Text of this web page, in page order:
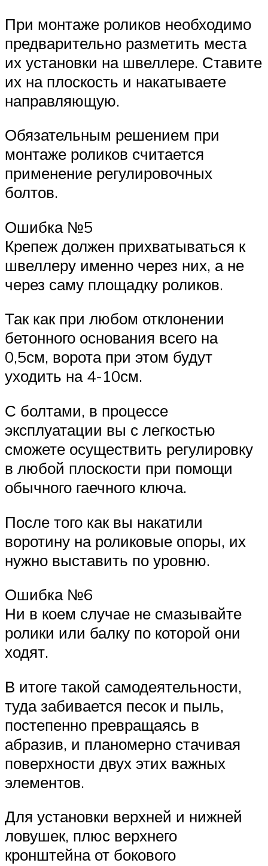
При монтаже роликов необходимо
предварительно разметить места
их установки на швеллере. Ставите
их на плоскость и накатываете
направляющую.
Обязательным решением при
монтаже роликов считается
применение регулировочных
болтов.
Ошибка №5
Крепеж должен прихватываться к
швеллеру именно через них, а не
через саму площадку роликов.
Так как при любом отклонении
бетонного основания всего на
0,5см, ворота при этом будут
уходить на 4-10см.
С болтами, в процессе
эксплуатации вы с легкостью
сможете осуществить регулировку
в любой плоскости при помощи
обычного гаечного ключа.
После того как вы накатили
воротину на роликовые опоры, их
нужно выставить по уровню.
Ошибка №6
Ни в коем случае не смазывайте
ролики или балку по которой они
ходят.
В итоге такой самодеятельности,
туда забивается песок и пыль,
постепенно превращаясь в
абразив, и планомерно стачивая
поверхности двух этих важных
элементов.
Для установки верхней и нижней
ловушек, плюс верхнего
кронштейна от бокового